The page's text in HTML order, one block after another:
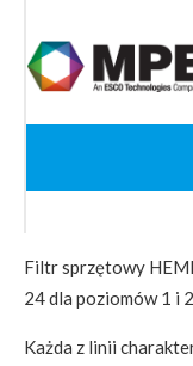
Filtr sprzętowy
24 dla poziomów 1 i
Każda z linii